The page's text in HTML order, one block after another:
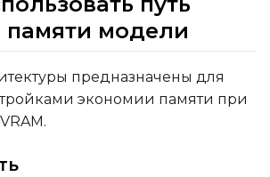
модели
предназначены для
экономии памяти при